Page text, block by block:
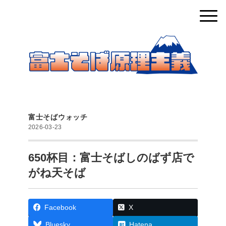
富士そばウォッチ
2026-03-23
650杯目：富士そばしのばず店で
がね天そば
Facebook X